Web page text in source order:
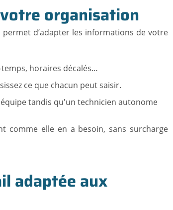
organisation
d’adapter les informations de votre
horaires décalés…
ce que chacun peut saisir.
tandis qu'un technicien autonome
comme elle en a besoin, sans surcharge
adaptée aux